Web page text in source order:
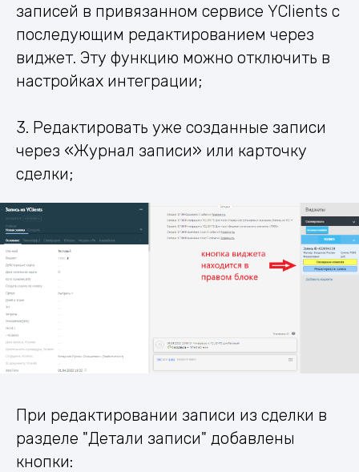
записей в привязанном сервисе YClients с
последующим редактированием через
виджет. Эту функцию можно отключить в
настройках интеграции;
3. Редактировать уже созданные записи
через «Журнал записи» или карточку
сделки;
При редактировании записи из сделки в
разделе "Детали записи" добавлены
кнопки: